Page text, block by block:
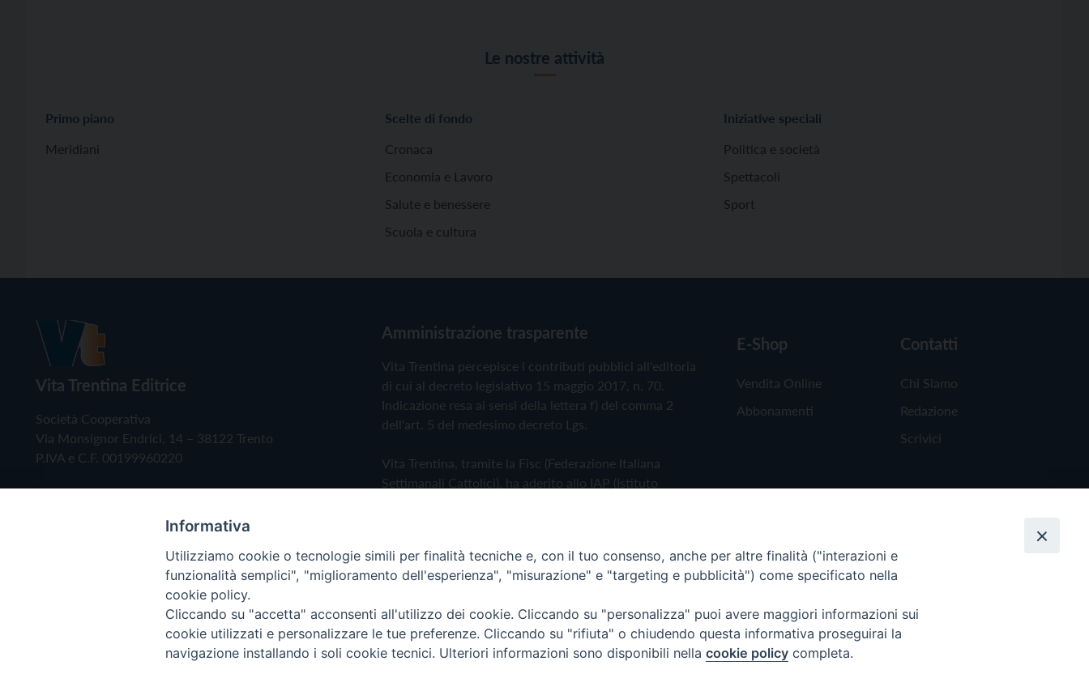
Le nostre attività
Primo piano
Meridiani
Scelte di fondo
Cronaca
Economia e Lavoro
Salute e benessere
Scuola e cultura
Iniziative speciali
Politica e società
Spettacoli
Sport
Vita Trentina Editrice
Società Cooperativa
Via Monsignor Endrici, 14 – 38122 Trento
P.IVA e C.F. 00199960220
Amministrazione trasparente
Vita Trentina percepisce i contributi pubblici all'editoria
di cui al decreto legislativo 15 maggio 2017, n. 70.
Indicazione resa ai sensi della lettera f) del comma 2
dell'art. 5 del medesimo decreto Lgs.
Vita Trentina, tramite la Fisc (Federazione Italiana
Settimanali Cattolici), ha aderito allo IAP (Istituto
Privacy Policy Cookie Policy
E-Shop
Vendita Online
Abbonamenti
Contatti
Chi Siamo
Redazione
Scrivici
Copyright © 2019 - Tutti i diritti riservati - Vita Trentina Editrice
Informativa
Utilizziamo cookie o tecnologie simili per finalità tecniche e, con il tuo consenso, anche per altre finalità ("interazioni e
funzionalità semplici", "miglioramento dell'esperienza", "misurazione" e "targeting e pubblicità") come specificato nella
cookie policy.
Cliccando su "accetta" acconsenti all'utilizzo dei cookie. Cliccando su "personalizza" puoi avere maggiori informazioni sui
cookie utilizzati e personalizzare le tue preferenze. Cliccando su "rifiuta" o chiudendo questa informativa proseguirai la
navigazione installando i soli cookie tecnici. Ulteriori informazioni sono disponibili nella cookie policy completa.